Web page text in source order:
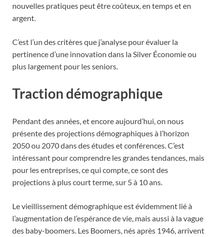
nouvelles pratiques peut être coûteux, en temps et en
argent.
C’est l’un des critères que j’analyse pour évaluer la
pertinence d’une innovation dans la Silver Économie ou
plus largement pour les seniors.
Traction démographique
Pendant des années, et encore aujourd’hui, on nous
présente des projections démographiques à l’horizon
2050 ou 2070 dans des études et conférences. C’est
intéressant pour comprendre les grandes tendances, mais
pour les entreprises, ce qui compte, ce sont des
projections à plus court terme, sur 5 à 10 ans.
Le vieillissement démographique est évidemment lié à
l’augmentation de l’espérance de vie, mais aussi à la vague
des baby-boomers. Les Boomers, nés après 1946, arrivent